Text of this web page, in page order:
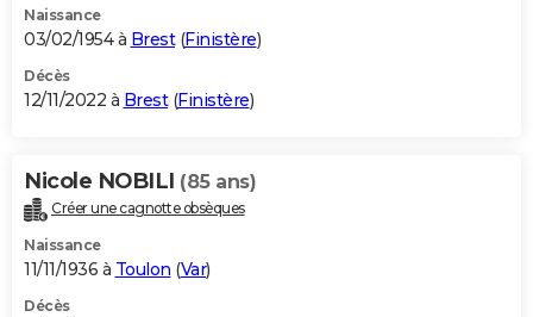
Naissance
03/02/1954 à Brest(Finistère)
Décès
12/11/2022 à Brest(Finistère)
Nicole NOBILI (85 ans)
Créer une cagnotte obsèques
Naissance
11/11/1936 à Toulon (Var)
Décès